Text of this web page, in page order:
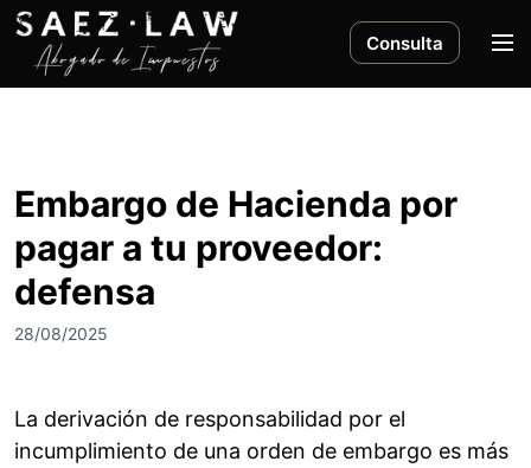
Consulta
M
Embargo de Hacienda por
pagar a tu proveedor:
defensa
28/08/2025
La derivación de responsabilidad por el
incumplimiento de una orden de embargo es más